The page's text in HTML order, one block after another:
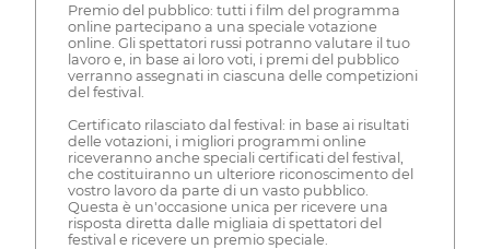
Premio del pubblico: tutti i film del programma
online partecipano a una speciale votazione
online. Gli spettatori russi potranno valutare il tuo
lavoro e, in base ai loro voti, i premi del pubblico
verranno assegnati in ciascuna delle competizioni
del festival.
Certificato rilasciato dal festival: in base ai risultati
delle votazioni, i migliori programmi online
riceveranno anche speciali certificati del festival,
che costituiranno un ulteriore riconoscimento del
vostro lavoro da parte di un vasto pubblico.
Questa è un'occasione unica per ricevere una
risposta diretta dalle migliaia di spettatori del
festival e ricevere un premio speciale.